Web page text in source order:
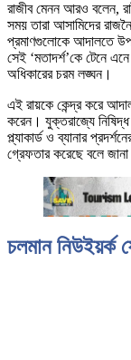
রাজীব মেনন আরও বলেন,
সময় তারা আসামিদের
প্রমাণগুলোকে আদালতে
সেই ‘মতাদর্শ’কে টেনে
অধিকারের চরম লঙ্ঘন।
এই রায়কে কেন্দ্র করে
করেন। যুক্তরাজ্যে
প্ল্যাকার্ড ও ব্যানার
গ্রেফতার করেছে বলে
চলমান নিউইয়র্ক